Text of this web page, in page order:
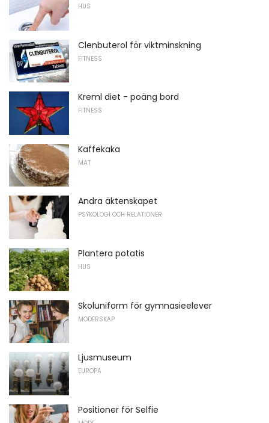
HUS
Clenbuterol för viktminskning
FITNESS
Kreml diet - poäng bord
FITNESS
Kaffekaka
MAT
Andra äktenskapet
PSYKOLOGI OCH RELATIONER
Plantera potatis
HUS
Skoluniform för gymnasieelever
MODERSKAP
Ljusmuseum
EUROPA
Positioner för Selfie